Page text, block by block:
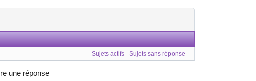
Sujets actifs Sujets sans réponse
une réponse